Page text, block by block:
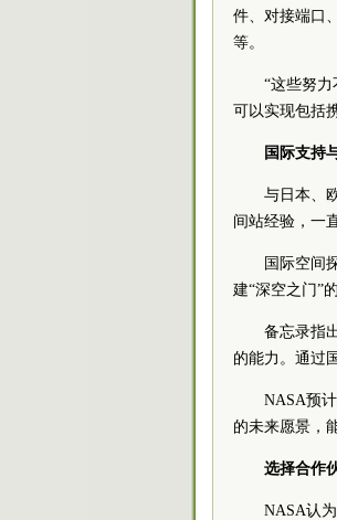
件、对接端口
等。
“这些努力
可以实现包括
国际支持
与日本、
间站经验，一
国际空间
建“深空之门”
备忘录指
的能力。通过
NASA预
的未来愿景，
选择合作
NASA认